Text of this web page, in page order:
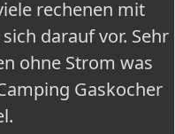
rechenen mit
darauf vor. Sehr
ohne Strom was
Gaskocher